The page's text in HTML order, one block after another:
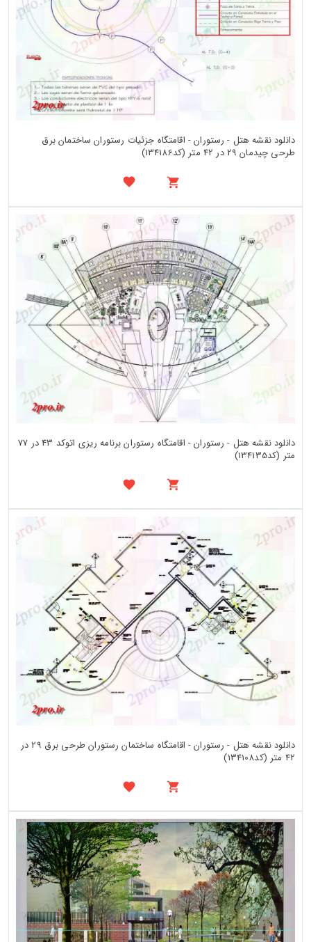
دانلود نقشه هتل - رستوران - اقامتگاه جزئیات رستوران ساختمان برق
طرحی چیدمان 29 در 42 متر (کد134186)
دانلود نقشه هتل - رستوران - اقامتگاه رستوران برنامه ریزی اتوکد 43 در 77
متر (کد134135)
دانلود نقشه هتل - رستوران - اقامتگاه ساختمان رستوران طرحی برق 29 در
42 متر (کد134108)